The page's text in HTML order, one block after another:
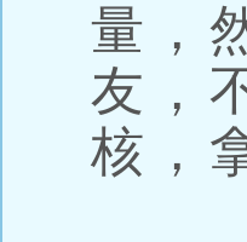
量，
友，
核，